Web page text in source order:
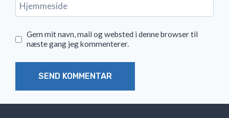
Hjemmeside
Gem mit navn, mail og websted i denne browser til
næste gang jeg kommenterer.